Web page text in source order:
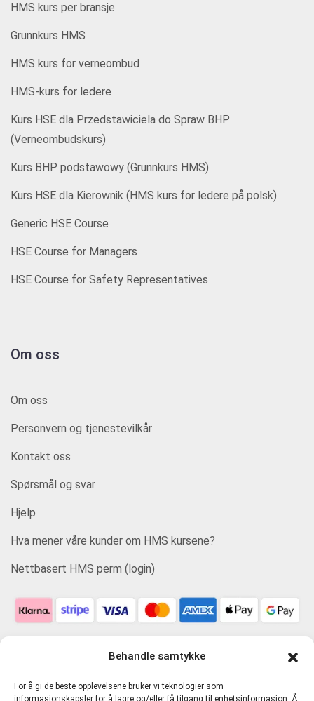
Behandle samtykke
For å gi de beste opplevelsene bruker vi teknologier som
informasjonskapsler for å lagre og/eller få tilgang til enhetsinformasjon. Å
HMS kurs per bransje
Grunnkurs HMS
HMS kurs for verneombud
HMS-kurs for ledere
Kurs HSE dla Przedstawiciela do Spraw BHP
(Verneombudskurs)
Kurs BHP podstawowy (Grunnkurs HMS)
Kurs HSE dla Kierownik (HMS kurs for ledere på polsk)
Generic HSE Course
HSE Course for Managers
HSE Course for Safety Representatives
Om oss
Om oss
Personvern og tjenestevilkår
Kontakt oss
Spørsmål og svar
Hjelp
Hva mener våre kunder om HMS kursene?
Nettbasert HMS perm (login)